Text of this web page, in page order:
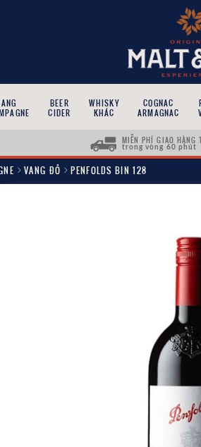
BEER
CIDER
WHISKY
KHÁC
COGNAC
ARMAGNAC
MIỄN PHÍ GIAO HÀNG
trong vòng 60 phút
VANG ĐỎ PENFOLDS BIN 128